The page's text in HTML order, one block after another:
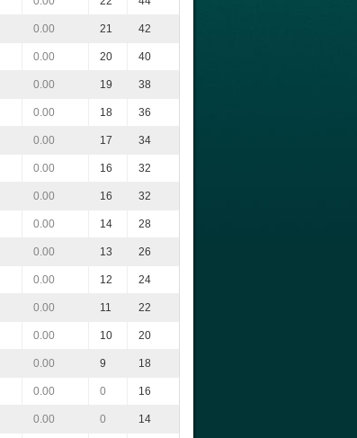
0.00 21 42
0.00 20 40
0.00 19 38
0.00 18 36
0.00 17 34
0.00 16 32
0.00 16 32
0.00 14 28
0.00 13 26
0.00 12 24
0.00 11 22
0.00 10 20
0.00 9 18
0.00 0 16
0.00 0 14